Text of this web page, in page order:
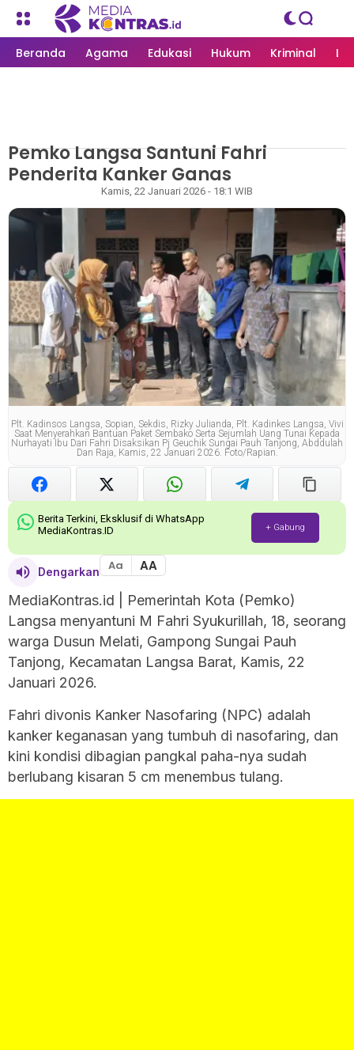
Beranda Agama Edukasi Hukum Kriminal
MEDIAKONTRAS.ID/ KESEHATAN
Pemko Langsa Santuni Fahri
Penderita Kanker Ganas
Kamis, 22 Januari 2026 - 18:1 WIB
Plt. Kadinsos Langsa, Sopian, Sekdis, Rizky Julianda, Plt. Kadinkes Langsa, Vivi
Saat Menyerahkan Bantuan Paket Sembako Serta Sejumlah Uang Tunai Kepada
Nurhayati Ibu Dari Fahri Disaksikan Pj Geuchik Sungai Pauh Tanjong, Abddulah
Dan Raja, Kamis, 22 Januari 2026. Foto/Rapian.
Berita Terkini, Eksklusif di WhatsApp
MediaKontras.ID
+ Gabung
Dengarkan Aa AA
MediaKontras.id | Pemerintah Kota (Pemko)
Langsa menyantuni M Fahri Syukurillah, 18, seorang
warga Dusun Melati, Gampong Sungai Pauh
Tanjong, Kecamatan Langsa Barat, Kamis, 22
Januari 2026.
Fahri divonis Kanker Nasofaring (NPC) adalah
kanker keganasan yang tumbuh di nasofaring, dan
kini kondisi dibagian pangkal paha-nya sudah
berlubang kisaran 5 cm menembus tulang.